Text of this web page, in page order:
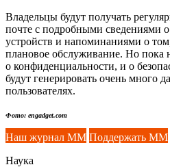
Владельцы будут получать
почте с подробными сведениями
устройств и напоминаниями о
плановое обслуживание. Но пока
о конфиденциальности, и о
будут генерировать очень много
пользователях.
Фото: engadget.com
Наш журнал ММ Поддержать ММ
Наука